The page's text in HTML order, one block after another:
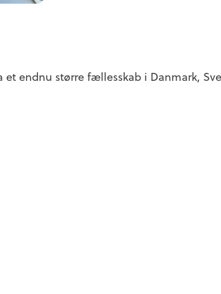
endnu større fællesskab i Danmark,